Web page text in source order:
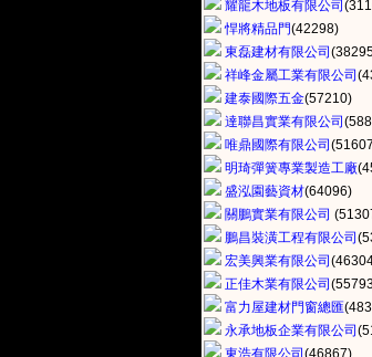
耀龍木地板有限公司
悍將精品門(42298)
東磊建材有限公司
祥峰金屬工業有限公司
建泰國際五金(57210)
達聯昌實業有限公司
唯鼎國際有限公司
明琦彈簧專業製造工廠
盛泓園藝資材(64096)
關鵬實業有限公司
鵬昌裝潢工程有限公司
宏美興業有限公司
正佳木業有限公司
富力屋建材門窗總匯
永承地板企業有限公司
東浩有限公司 (46867)